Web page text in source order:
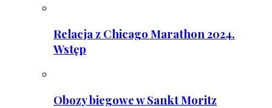
Relacja z Chicago Marathon 2024.
Wstęp
Obozy biegowe w Sankt Moritz